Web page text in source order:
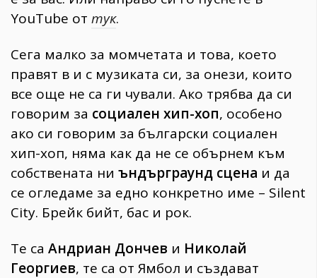
YouTube от тук.
Сега малко за момчетата и това, което
правят в и с музиката си, за онези, които
все още не са ги чували. Ако трябва да си
говорим за социален хип-хоп, особено
ако си говорим за български социален
хип-хоп, няма как да не се обърнем към
собствената ни ъндърграунд сцена и да
се огледаме за едно конкретно име – Silent
City. Брейк бийт, бас и рок.
Те са Андриан Дончев и Николай
Георгиев, те са от Ямбол и създават